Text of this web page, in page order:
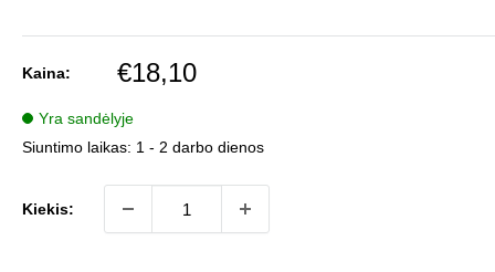
Kaina:
Pardavimo
€18,10
Yra sandėlyje
Siuntimo laikas: 1 - 2 darbo dienos
Kiekis: